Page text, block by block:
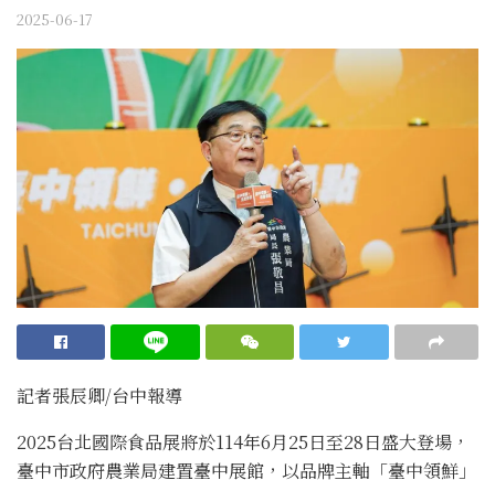
2025-06-17
記者張辰卿/台中報導
2025台北國際食品展將於114年6月25日至28日盛大登場，
臺中市政府農業局建置臺中展館，以品牌主軸「臺中領鮮」